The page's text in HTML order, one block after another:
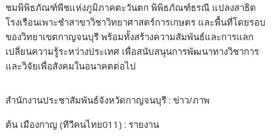
ชมพิพิธภัณฑ์พืชแห่งภูมิภาคตะวันตก พิพิธภัณฑ์ธรณี แปลงสาธิต
โรงเรือนเพาะชำสาขาวิชาวิทยาศาสตร์การเกษตร และพื้นที่โดยรอบ
ของวิทยาเขตกาญจนบุรี พร้อมทั้งสร้างความสัมพันธ์และการแลก
เปลี่ยนความรู้ระหว่างประเทศ เพื่อสนับสนุนการพัฒนาทางวิชาการ
และวิจัยเพื่อสังคมในอนาคตต่อไป
สำนักงานประชาสัมพันธ์จังหวัดกาญจนบุรี : ข่าว/ภาพ
ต้น เมืองกาญ (ทีวีคนไทย011) : รายงาน